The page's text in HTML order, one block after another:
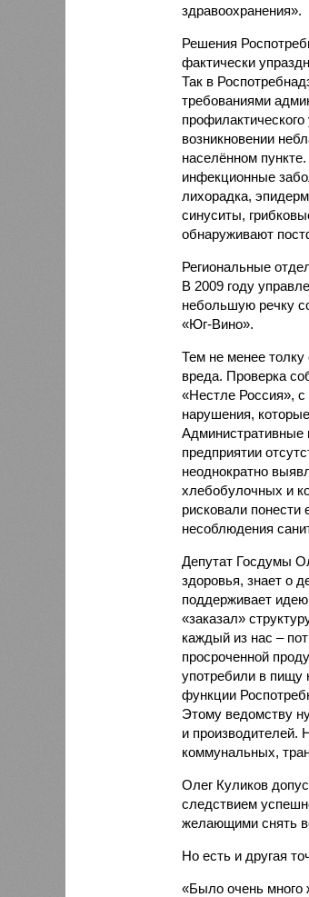
здравоохранения».
Решения
фактически
Так в
требованиями
возникновении
населённом
инфекционные
лихорадка,
синуситы,
обнаруживают
Региональные
В 2009 году
небольшую речку
«Юг-Вино».
Тем не менее
вреда. Проверка
«Нестле Россия»,
нарушения,
предприятии
неоднократно
хлебобулочных и
рисковали
несоблюдения
Депутат Госдумы
здоровья, знает о
поддерживает
«заказал»
каждый из нас –
просроченной
употребили в пищу
функции
Этому ведомству
и производителей.
коммунальных,
Олег Куликов
следствием
желающими снять
Но есть и другая
«Было очень много